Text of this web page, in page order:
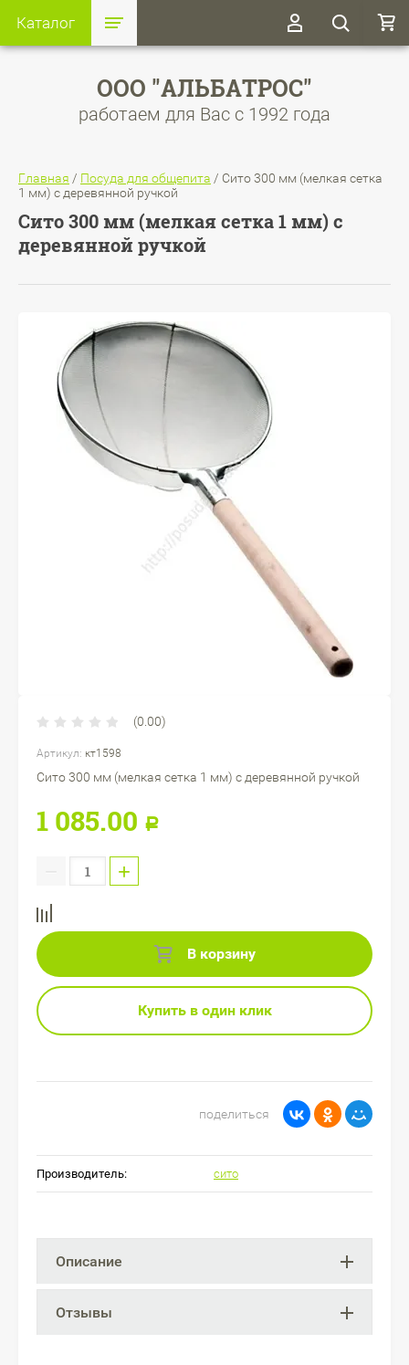
Каталог
ООО "АЛЬБАТРОС"
работаем для Вас с 1992 года
Главная / Посуда для общепита / Сито 300 мм (мелкая сетка
1 мм) с деревянной ручкой
Сито 300 мм (мелкая сетка 1 мм) с
деревянной ручкой
(0.00)
Артикул: кт1598
Сито 300 мм (мелкая сетка 1 мм) с деревянной ручкой
1 085.00 Р
+
В корзину
Купить в один клик
поделиться
Производитель: сито
Описание
Отзывы